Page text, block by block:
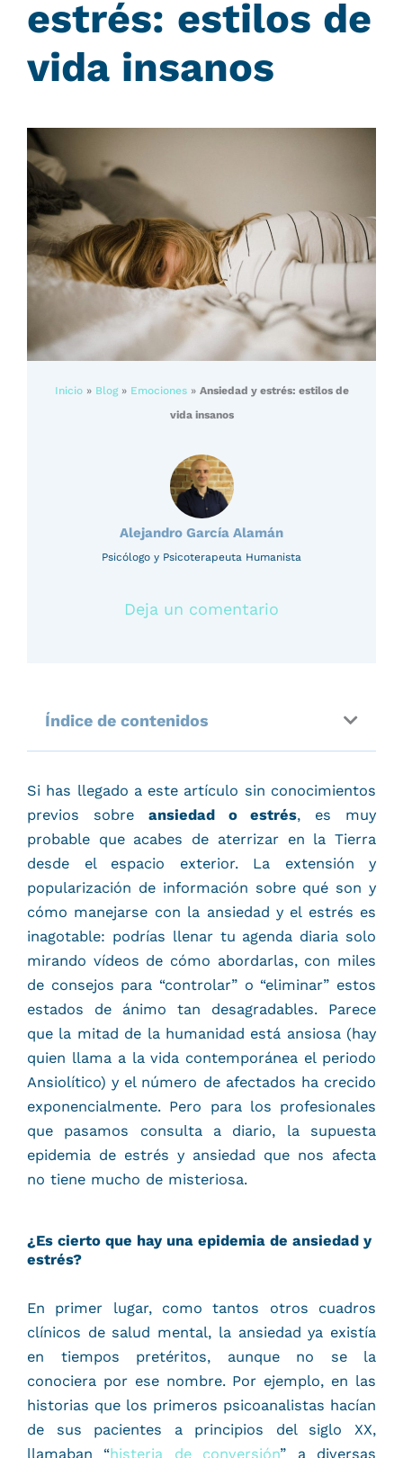
estrés: estilos de
vida insanos
Inicio» Blog» Emociones» Ansiedad y estrés: estilos de
vida insanos
Alejandro García Alamán
Psicólogo y Psicoterapeuta Humanista
Deja un comentario
Índice de contenidos
Si has llegado a este artículo sin conocimientos
previos sobre ansiedad o estrés, es muy
probable que acabes de aterrizar en la Tierra
desde el espacio exterior. La extensión y
popularización de información sobre qué son y
cómo manejarse con la ansiedad y el estrés es
inagotable: podrías llenar tu agenda diaria solo
mirando vídeos de cómo abordarlas, con miles
de consejos para “controlar” o “eliminar” estos
estados de ánimo tan desagradables. Parece
que la mitad de la humanidad está ansiosa (hay
quien llama a la vida contemporánea el periodo
Ansiolítico) y el número de afectados ha crecido
exponencialmente. Pero para los profesionales
que pasamos consulta a diario, la supuesta
epidemia de estrés y ansiedad que nos afecta
no tiene mucho de misteriosa.
¿Es cierto que hay una epidemia de ansiedad y
estrés?
En primer lugar, como tantos otros cuadros
clínicos de salud mental, la ansiedad ya existía
en tiempos pretéritos, aunque no se la
conociera por ese nombre. Por ejemplo, en las
historias que los primeros psicoanalistas hacían
de sus pacientes a principios del siglo XX,
llamaban “histeria de conversión” a diversas